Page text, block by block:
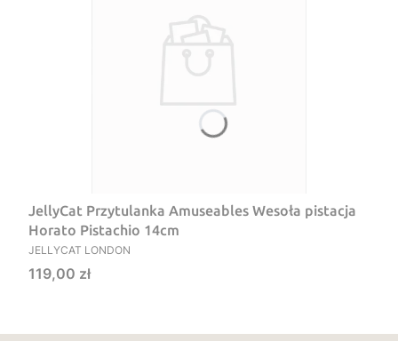
JellyCat Przytulanka Amuseables Wesoła pistacja
Horato Pistachio 14cm
PRODUCENT
JELLYCAT LONDON
Cena
119,00 zł